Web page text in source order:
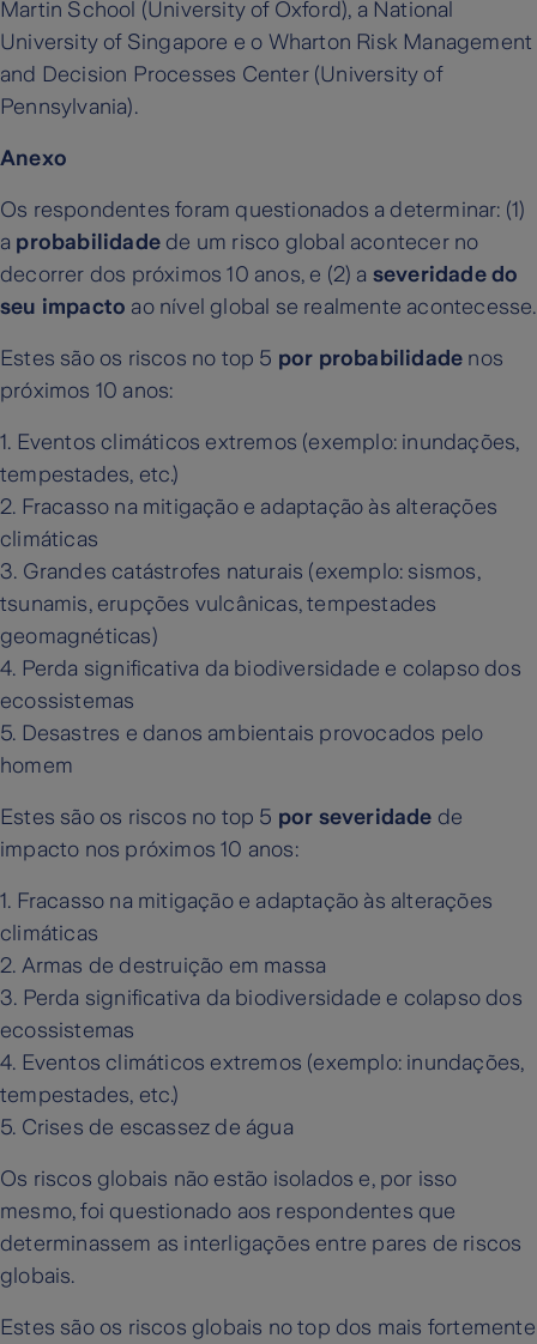
Martin School (University of Oxford), a National
University of Singapore e o Wharton Risk Management
and Decision Processes Center (University of
Pennsylvania).
Anexo
Os respondentes foram questionados a determinar: (1)
a probabilidade de um risco global acontecer no
decorrer dos próximos 10 anos, e (2) a severidade do
seu impacto ao nível global se realmente acontecesse.
Estes são os riscos no top 5 por probabilidade nos
próximos 10 anos:
1. Eventos climáticos extremos (exemplo: inundações,
tempestades, etc.)
2. Fracasso na mitigação e adaptação às alterações
climáticas
3. Grandes catástrofes naturais (exemplo: sismos,
tsunamis, erupções vulcânicas, tempestades
geomagnéticas)
4. Perda significativa da biodiversidade e colapso dos
ecossistemas
5. Desastres e danos ambientais provocados pelo
homem
Estes são os riscos no top 5 por severidade de
impacto nos próximos 10 anos:
1. Fracasso na mitigação e adaptação às alterações
climáticas
2. Armas de destruição em massa
3. Perda significativa da biodiversidade e colapso dos
ecossistemas
4. Eventos climáticos extremos (exemplo: inundações,
tempestades, etc.)
5. Crises de escassez de água
Os riscos globais não estão isolados e, por isso
mesmo, foi questionado aos respondentes que
determinassem as interligações entre pares de riscos
globais.
Estes são os riscos globais no top dos mais fortemente